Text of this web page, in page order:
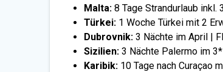
Malta:8 Tage Strandurlaub inkl.
Türkei: 1 Woche Türkei mit 2
Dubrovnik:3 Nächte im April |
Sizilien:3 Nächte Palermo im
Karibik: 10 Tage nach Curaçao